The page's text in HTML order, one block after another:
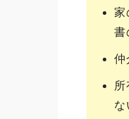
家
書
仲
な